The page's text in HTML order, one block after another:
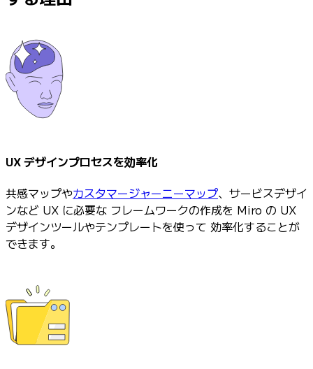
UX デザインプロセスを効率化
共感マップやカスタマージャーニーマップ、サービスデザイ
ンなど UX に必要な フレームワークの作成を Miro の UX
デザインツールやテンプレートを使って 効率化することが
できます。